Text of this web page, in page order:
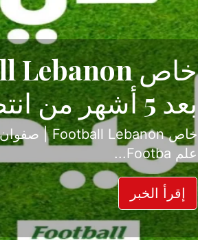
حكاية نجاح
الدرجة الأولى
بعد موسم حافل بالإثارة والصراع
حسم ل...
إقرأ الخبر